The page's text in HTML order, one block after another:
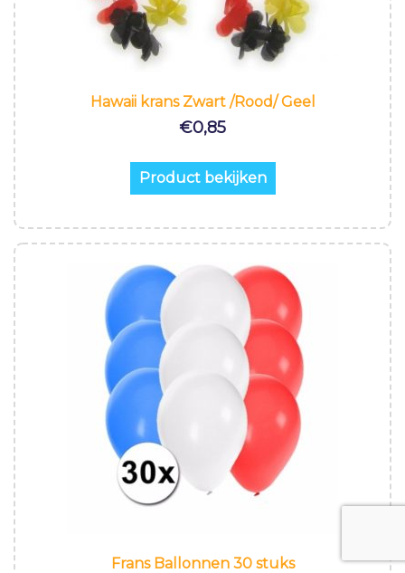
Hawaii krans Zwart /Rood/ Geel
€0,85
Product bekijken
Frans Ballonnen 30 stuks